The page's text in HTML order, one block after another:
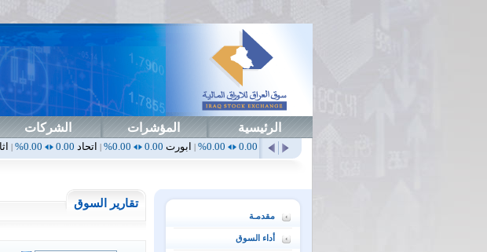
الرئيسية المؤشرات الشركات
0.00%
|ابورت0.00
0.00%
|اتحاد 0.00%
|اثاث0.86
0.00%
مقدمـة
أداء السوق
تقارير السوق